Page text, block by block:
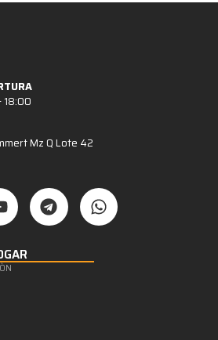
18:00
Mz Q Lote 42